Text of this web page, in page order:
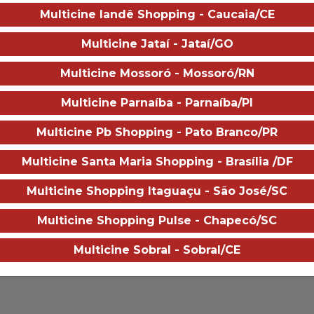
Chaplin, Jemaine Clement, Giovanni Ribisi, Sam
Jaffa, Amanda Silver
filme está disponível através do app:
filmes em cartaz são de exclusivo critério dos distribuidores,
da Ancine, Nosso site indica qual o app necessário na
para a utilização do aplicativo.
Multicine Iandê Shopping - Caucaia/CE
Multicine Jataí - Jataí/GO
Multicine Mossoró - Mossoró/RN
Multicine Parnaíba - Parnaíba/PI
Multicine Pb Shopping - Pato Branco/PR
Multicine Santa Maria Shopping - Brasília /DF
Multicine Shopping Itaguaçu - São José/SC
Multicine Shopping Pulse - Chapecó/SC
Multicine Sobral - Sobral/CE